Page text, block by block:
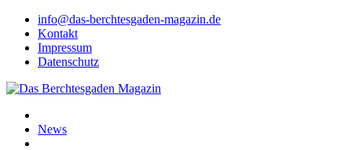
info@das-berchtesgaden-magazin.de
Kontakt
Impressum
Datenschutz
News